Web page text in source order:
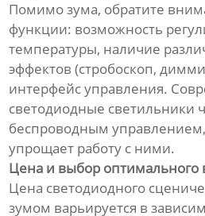
Помимо зума, обратите
функции: возможность
температуры, наличие
эффектов (стробоскоп,
интерфейс управления.
светодиодные светильники
беспроводным
упрощает работу с ними.
Цена и выбор оптимального
Цена светодиодного
зумом варьируется в